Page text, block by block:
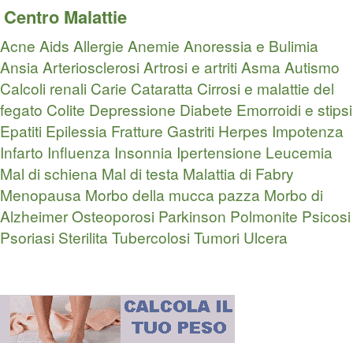
Centro Malattie
Acne Aids Allergie Anemie Anoressia e Bulimia
AnsiaArteriosclerosiArtrosi e artritiAsmaAutismo
Calcoli renali Carie Cataratta Cirrosi e malattie del
fegato Colite Depressione Diabete Emorroidi e stipsi
Epatiti Epilessia Fratture Gastriti Herpes Impotenza
Infarto Influenza Insonnia Ipertensione Leucemia
Mal di schiena Mal di testa Malattia di Fabry
Menopausa Morbo della mucca pazza Morbo di
AlzheimerOsteoporosi Parkinson Polmonite Psicosi
Psoriasi SterilitaTubercolosiTumori Ulcera